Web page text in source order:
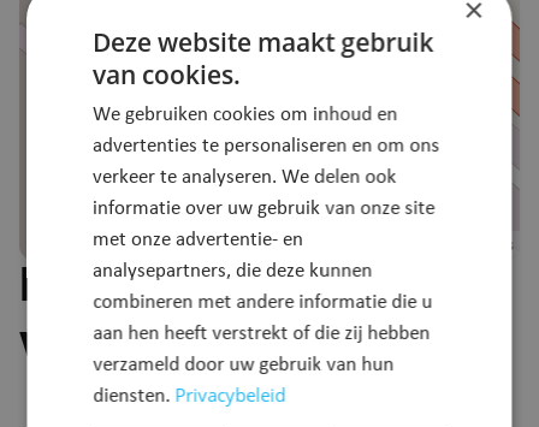
Rijksweg (tijdelijke
werfinrit Pfizer) 12
Leaflet contributors
×
Deze website maakt gebruik
van cookies.
We gebruiken cookies om inhoud en
advertenties te personaliseren en om ons
verkeer te analyseren. We delen ook
informatie over uw gebruik van onze site
met onze advertentie- en
analysepartners, die deze kunnen
combineren met andere informatie die u
aan hen heeft verstrekt of die zij hebben
verzameld door uw gebruik van hun
diensten. Privacybeleid